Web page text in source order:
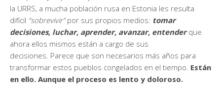
la URRS, a mucha población rusa en Estonia les resulta
difícil “sobrevivir”por sus propios medios: tomar
decisiones, luchar, aprender, avanzar, entenderque
ahora ellos mismos están a cargo de sus
decisiones. Parece que son necesarios más años para
transformar estos pueblos congelados en el tiempo. Están
en ello. Aunque el proceso es lento y doloroso.